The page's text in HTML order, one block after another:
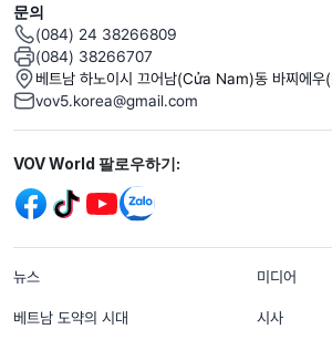
문의
(084) 24 38266809
(084) 38266707
베트남 하노이시 끄어남(Cửa Nam)동 바찌에
vov5.korea@gmail.com
Mạng xã hội
VOV World 팔로우하기:
menu footer tiếng Hàn
뉴스 미디어
베트남 도약의 시대 시사